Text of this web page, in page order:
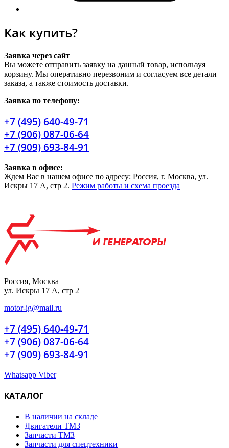
Как купить?
Заявка через сайт
Вы можете отправить заявку на данный товар, используя
корзину. Мы оперативно перезвоним и согласуем все детали
заказа, а также стоимость доставки.
Заявка по телефону:
+7 (495) 640-49-71
+7 (906) 087-06-64
+7 (909) 693-84-91
Заявка в офисе:
Ждем Вас в нашем офисе по адресу: Россия, г. Москва, ул.
Искры 17 А, стр 2. Режим работы и схема проезда
Россия, Москва
ул. Искры 17 А, стр 2
motor-ig@mail.ru
+7 (495) 640-49-71
+7 (906) 087-06-64
+7 (909) 693-84-91
Whatsapp Viber
КАТАЛОГ
В наличии на складе
Двигатели ТМЗ
Запчасти ТМЗ
Запчасти для спецтехники